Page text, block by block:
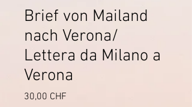
Brief von Mailand
nach Verona/
Lettera da Milano a
Verona
30,00 CHF